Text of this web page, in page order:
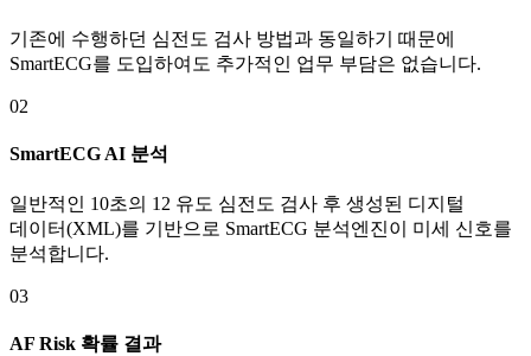
기존에 수행하던 심전도 검사 방법과 동일하기 때문에
SmartECG를 도입하여도 추가적인 업무 부담은 없습니다.
02
SmartECG AI 분석
일반적인 10초의 12 유도 심전도 검사 후 생성된 디지털
데이터(XML)를 기반으로 SmartECG 분석엔진이 미세 신호를
분석합니다.
03
AF Risk 확률 결과